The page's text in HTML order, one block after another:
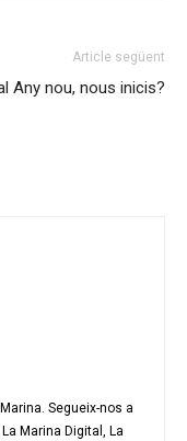
Article següent
Any nou, nous inicis?
Segueix-nos a
Marina Digital, La